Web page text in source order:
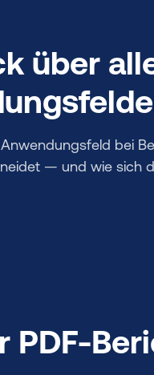
über
bei
— und wie sich
PDF-